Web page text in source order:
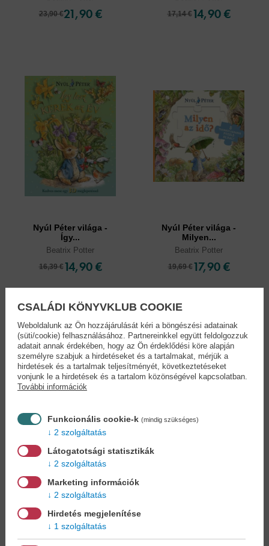
23,90 €21,90 € 17,14 € 14,90 €
Nyúl Péter világa -
Így...
Beatrix Potter
16,39 € 14,90 €
Nyúl Péter világa -
Milyen...
Beatrix Potter
19,69 € 17,90 €
Nyúl Péter világa -...
Beatrix Potter
17,14 €14,90 €
CSALÁDI KÖNYVKLUB COOKIE
Weboldalunk az Ön hozzájárulását kéri a böngészési adatainak
(süti/cookie) felhasználásához. Partnereinkkel együtt feldolgozzuk
adatait annak érdekében, hogy az Ön érdeklődési köre alapján
személyre szabjuk a hirdetéseket és a tartalmakat, mérjük a
hirdetések és a tartalmak teljesítményét, következtetéseket
vonjunk le a hirdetések és a tartalom közönségével kapcsolatban.
További információk
Funkcionális cookie-k (mindig szükséges)
2 szolgáltatás
Látogatotsági statisztikák
2 szolgáltatás
Marketing információk
2 szolgáltatás
Hirdetés megjelenítése
1 szolgáltatás